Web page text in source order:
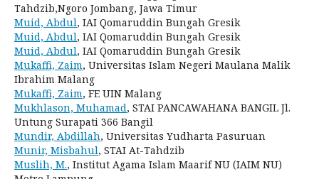
Tahdzib,Ngoro Jombang, Jawa Timur
Muid, Abdul, IAI Qomaruddin Bungah Gresik
Muid, Abdul, IAI Qomaruddin Bungah Gresik
Muid, Abdul, IAI Qomaruddin Bungah Gresik
Mukaffi, Zaim, Universitas Islam Negeri Maulana Malik
Ibrahim Malang
Mukaffi, Zaim, FE UIN Malang
Mukhlason, Muhamad, STAI PANCAWAHANA BANGIL Jl.
Untung Surapati 366 Bangil
Mundir, Abdillah, Universitas Yudharta Pasuruan
Munir, Misbahul, STAI At-Tahdzib
Muslih, M., Institut Agama Islam Maarif NU (IAIM NU)